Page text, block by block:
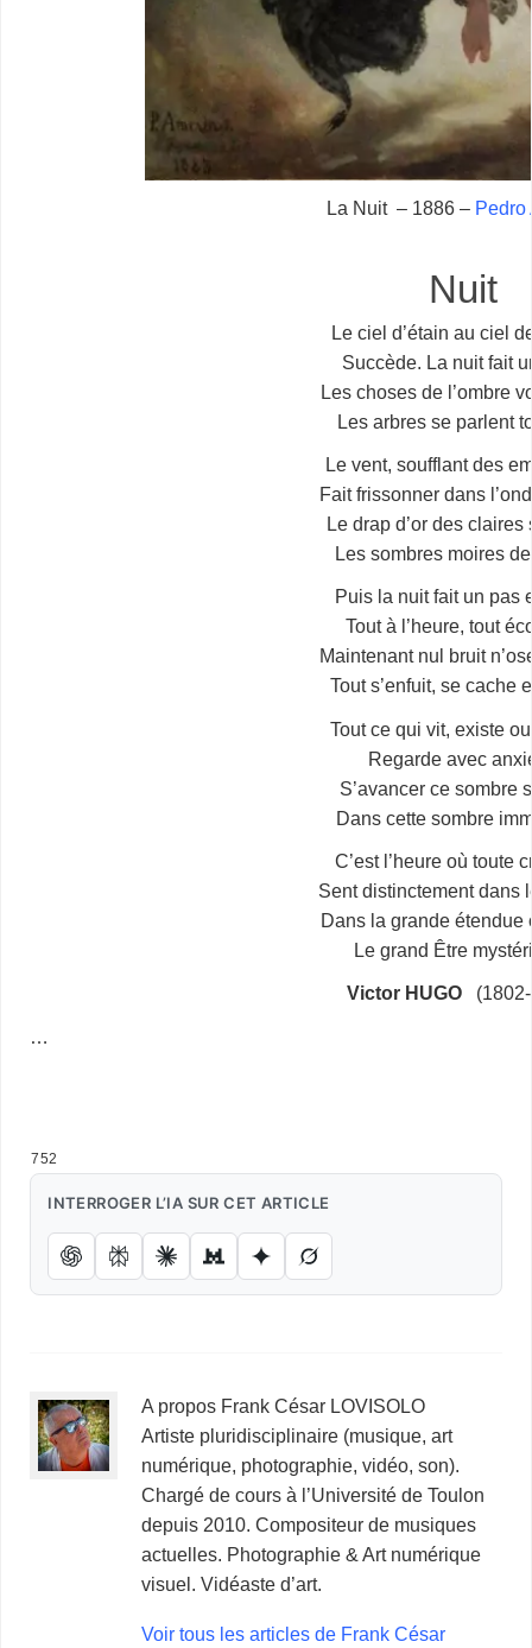
La Nuit – 1886 – Pedro
Nuit
Le ciel d’étain au ciel
Succède. La nuit fait
Les choses de l’ombre
Les arbres se parlent
Le vent, soufflant des
Fait frissonner dans
Le drap d’or des
Les sombres moires
Puis la nuit fait un pas
Tout à l’heure, tout
Maintenant nul bruit
Tout s’enfuit, se cache
Tout ce qui vit, existe
Regarde avec
S’avancer ce sombre
Dans cette sombre
C’est l’heure où toute
Sent distinctement dans
Dans la grande étendue
Le grand Être
Victor HUGO
…
752
INTERROGER L’IA SUR CET ARTICLE
A propos Frank César LOVISOLO
Artiste pluridisciplinaire (musique, art
numérique, photographie, vidéo, son).
Chargé de cours à l’Université de Toulon
depuis 2010. Compositeur de musiques
actuelles. Photographie & Art numérique
visuel. Vidéaste d’art.
Voir tous les articles de Frank César